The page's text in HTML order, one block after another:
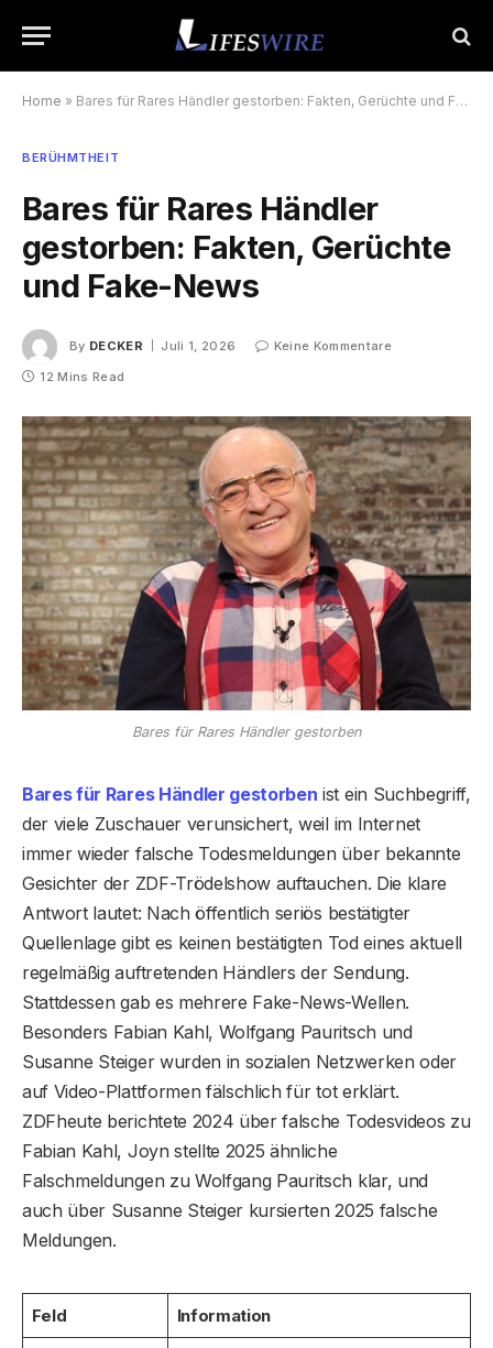
Home » Bares für Rares Händler gestorben: Fakten, Gerüchte und Fake-News
BERÜHMTHEIT
Bares für Rares Händler
gestorben: Fakten, Gerüchte
und Fake-News
By DECKER Juli 1, 2026
Keine Kommentare
12 Mins Read
Bares für Rares Händler gestorben
Bares für Rares Händler gestorben ist ein Suchbegriff,
der viele Zuschauer verunsichert, weil im Internet
immer wieder falsche Todesmeldungen über bekannte
Gesichter der ZDF-Trödelshow auftauchen. Die klare
Antwort lautet: Nach öffentlich seriös bestätigter
Quellenlage gibt es keinen bestätigten Tod eines aktuell
regelmäßig auftretenden Händlers der Sendung.
Stattdessen gab es mehrere Fake-News-Wellen.
Besonders Fabian Kahl, Wolfgang Pauritsch und
Susanne Steiger wurden in sozialen Netzwerken oder
auf Video-Plattformen fälschlich für tot erklärt.
ZDFheute berichtete 2024 über falsche Todesvideos zu
Fabian Kahl, Joyn stellte 2025 ähnliche
Falschmeldungen zu Wolfgang Pauritsch klar, und
auch über Susanne Steiger kursierten 2025 falsche
Meldungen.
Feld Information